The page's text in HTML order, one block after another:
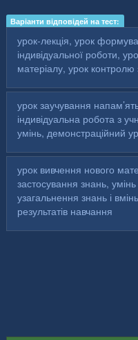
Варіанти відповідей на тест:
урок-лекція, урок
індивідуальної роботи,
матеріалу, урок
урок заучування
індивідуальна робота з
умінь, демонстраційний
урок вивчення нового
застосування знань,
узагальнення знань і
результатів навчання